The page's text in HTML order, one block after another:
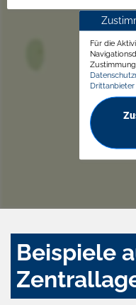
Für die
Beispiele